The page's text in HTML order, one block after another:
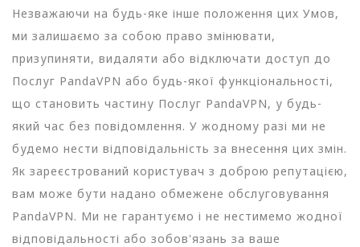
Незважаючи на будь-яке інше положення цих Умов,
ми залишаємо за собою право змінювати,
призупиняти, видаляти або відключати доступ до
Послуг PandaVPN або будь-якої функціональності,
що становить частину Послуг PandaVPN, у будь-
який час без повідомлення. У жодному разі ми не
будемо нести відповідальність за внесення цих змін.
Як зареєстрований користувач з доброю репутацією,
вам може бути надано обмежене обслуговування
PandaVPN. Ми не гарантуємо і не нестимемо жодної
відповідальності або зобов'язань за ваше